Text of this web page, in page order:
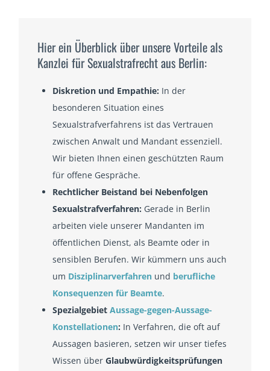
Hier ein Überblick über unsere Vorteile als
Kanzlei für Sexualstrafrecht aus Berlin:
Diskretion und Empathie: In der
besonderen Situation eines
Sexualstrafverfahrens ist das Vertrauen
zwischen Anwalt und Mandant essenziell.
Wir bieten Ihnen einen geschützten Raum
für offene Gespräche.
Rechtlicher Beistand bei Nebenfolgen
Sexualstrafverfahren: Gerade in Berlin
arbeiten viele unserer Mandanten im
öffentlichen Dienst, als Beamte oder in
sensiblen Berufen. Wir kümmern uns auch
um Disziplinarverfahren und berufliche
Konsequenzen für Beamte.
SpezialgebietAussage-gegen-Aussage-
Konstellationen: In Verfahren, die oft auf
Aussagen basieren, setzen wir unser tiefes
Wissen überGlaubwürdigkeitsprüfungen